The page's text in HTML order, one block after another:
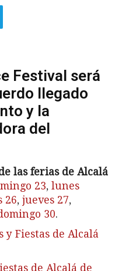
Festival será
llegado
y la
del
las ferias de Alcalá
23, lunes
26, jueves 27,
30.
y Fiestas de Alcalá
de Alcalá de